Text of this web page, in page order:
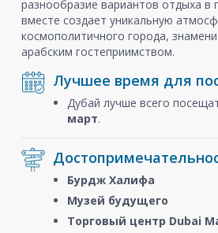
разнообразие вариантов отдыха в
вместе создает уникальную
космополитичного города,
арабским гостеприимством.
Лучшее время для
Дубай лучше всего
март.
Бурдж Халифа
Музей будущего
Торговый центр Dubai